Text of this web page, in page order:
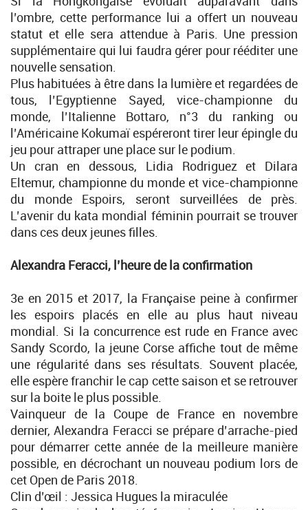
l’ombre, cette performance lui a offert un nouveau
statut et elle sera attendue à Paris. Une pression
supplémentaire qui lui faudra gérer pour rééditer une
nouvelle sensation.
Plus habituées à être dans la lumière et regardées de
tous, l’Egyptienne Sayed, vice-championne du
monde, l’Italienne Bottaro, n°3 du ranking ou
l’Américaine Kokumaï espéreront tirer leur épingle du
jeu pour attraper une place sur le podium.
Un cran en dessous, Lidia Rodriguez et Dilara
Eltemur, championne du monde et vice-championne
du monde Espoirs, seront surveillées de près.
L’avenir du kata mondial féminin pourrait se trouver
dans ces deux jeunes filles.
Alexandra Feracci, l’heure de la confirmation
3e en 2015 et 2017, la Française peine à confirmer
les espoirs placés en elle au plus haut niveau
mondial. Si la concurrence est rude en France avec
Sandy Scordo, la jeune Corse affiche tout de même
une régularité dans ses résultats. Souvent placée,
elle espère franchir le cap cette saison et se retrouver
sur la boite le plus possible.
Vainqueur de la Coupe de France en novembre
dernier, Alexandra Feracci se prépare d’arrache-pied
pour démarrer cette année de la meilleure manière
possible, en décrochant un nouveau podium lors de
cet Open de Paris 2018.
Clin d’œil : Jessica Hugues la miraculée